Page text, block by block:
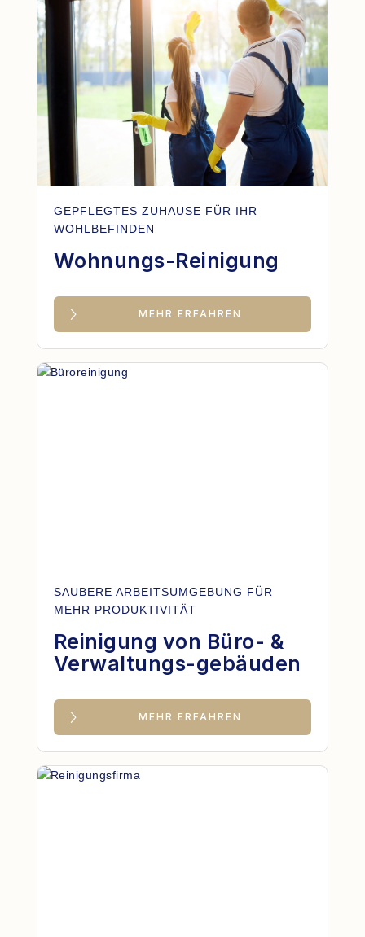
GEPFLEGTES ZUHAUSE FÜR IHR
WOHLBEFINDEN
Wohnungs-Reinigung
MEHR ERFAHREN
SAUBERE ARBEITSUMGEBUNG FÜR
MEHR PRODUKTIVITÄT
Reinigung von Büro- &
Verwaltungs-gebäuden
MEHR ERFAHREN